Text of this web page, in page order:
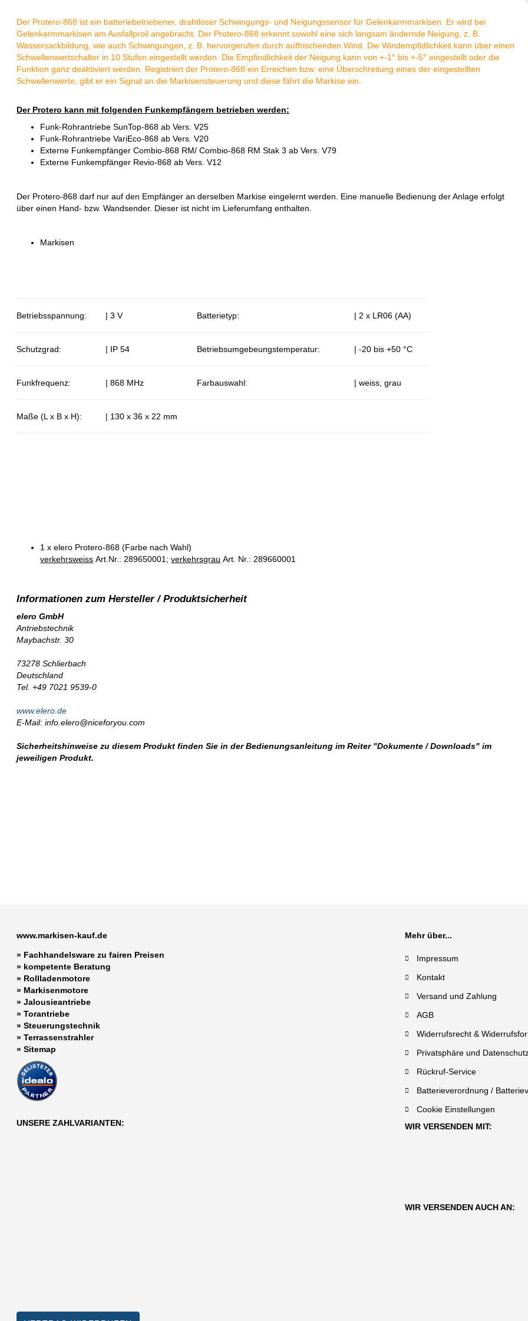
Der Protero-868 ist ein batteriebetriebener, drahtloser Schwingungs- und Neigungssensor für Gelenkarmmarkisen. Er wird bei
Gelenkarmmarkisen am Ausfallproil angebracht. Der Protero-868 erkennt sowohl eine sich langsam ändernde Neigung, z. B.
Wassersackbildung, wie auch Schwingungen, z. B. hervorgerufen durch auffrischenden Wind. Die Windempfidlichkeit kann über einen
Schwellenwertschalter in 10 Stufen eingestellt werden. Die Empfindlichkeit der Neigung kann von +-1° bis +-5° eingestellt oder die
Funktion ganz deaktiviert werden. Registriert der Protero-868 ein Erreichen bzw. eine Überschreitung eines der eingestellten
Schwellenwerte, gibt er ein Signal an die Markisensteuerung und diese fährt die Markise ein.
Der Protero kann mit folgenden Funkempfängern betrieben werden:
Funk-Rohrantriebe SunTop-868 ab Vers. V25
Funk-Rohrantriebe VariEco-868 ab Vers. V20
Externe Funkempfänger Combio-868 RM/ Combio-868 RM Stak 3 ab Vers. V79
Externe Funkempfänger Revio-868 ab Vers. V12
Der Protero-868 darf nur auf den Empfänger an derselben Markise eingelernt werden. Eine manuelle Bedienung der Anlage erfolgt
über einen Hand- bzw. Wandsender. Dieser ist nicht im Lieferumfang enthalten.
Markisen
Betriebsspannung: | 3 V Batterietyp: | 2 x LR06 (AA)
Schutzgrad: | IP 54 Betriebsumgebeungstemperatur: | -20 bis +50 °C
Funkfrequenz: | 868 MHz Farbauswahl: | weiss, grau
Maße (L x B x H): | 130 x 36 x 22 mm
1 x elero Protero-868 (Farbe nach Wahl)
verkehrsweiss Art.Nr.: 289650001;verkehrsgrau Art. Nr.: 289660001
elero GmbH
Antriebstechnik
Maybachstr. 30
73278 Schlierbach
Deutschland
Tel. +49 7021 9539-0
www.elero.de
E-Mail: info.elero@niceforyou.com
Sicherheitshinweise zu diesem Produkt finden Sie in der Bedienungsanleitung im Reiter "Dokumente / Downloads" im
jeweiligen Produkt.
www.markisen-kauf.de
» Fachhandelsware zu fairen Preisen
» kompetente Beratung
» Rollladenmotore
» Markisenmotore
»Jalousieantriebe
»Torantriebe
» Steuerungstechnik
»Terrassenstrahler
»Sitemap
Mehr über...
Impressum
Kontakt
Versand und Zahlung
AGB
Widerrufsrecht &
Privatsphäre und
Rückruf-Service
Batterieverordnung /
Cookie Einstellungen
UNSERE ZAHLVARIANTEN:
WIR VERSENDEN MIT:
WIR VERSENDEN AUCH AN: